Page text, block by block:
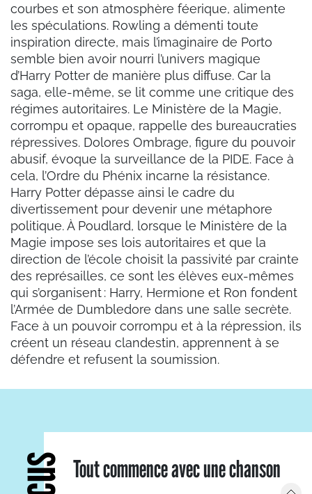
courbes et son atmosphère féerique, alimente
les spéculations. Rowling a démenti toute
inspiration directe, mais l’imaginaire de Porto
semble bien avoir nourri l’univers magique
d’Harry Potter de manière plus diffuse. Car la
saga, elle-même, se lit comme une critique des
régimes autoritaires. Le Ministère de la Magie,
corrompu et opaque, rappelle des bureaucraties
répressives. Dolores Ombrage, figure du pouvoir
abusif, évoque la surveillance de la PIDE. Face à
cela, l’Ordre du Phénix incarne la résistance.
Harry Potter dépasse ainsi le cadre du
divertissement pour devenir une métaphore
politique. À Poudlard, lorsque le Ministère de la
Magie impose ses lois autoritaires et que la
direction de l’école choisit la passivité par crainte
des représailles, ce sont les élèves eux-mêmes
qui s’organisent : Harry, Hermione et Ron fondent
l’Armée de Dumbledore dans une salle secrète.
Face à un pouvoir corrompu et à la répression, ils
créent un réseau clandestin, apprennent à se
défendre et refusent la soumission.
Tout commence avec une chanson